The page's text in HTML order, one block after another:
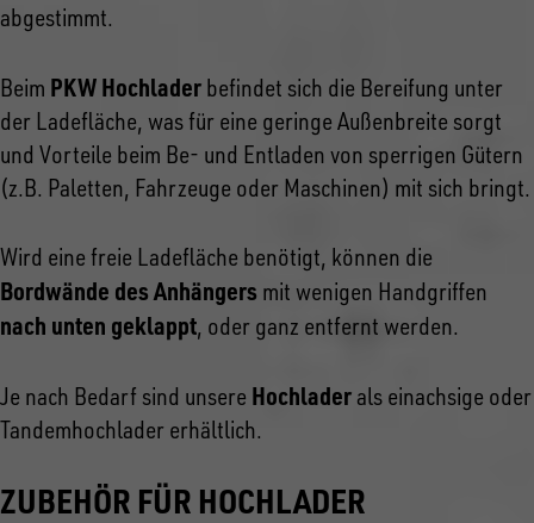
abgestimmt.
Beim PKW Hochlader befindet sich die Bereifung unter
der Ladefläche, was für eine geringe Außenbreite sorgt
und Vorteile beim Be- und Entladen von sperrigen Gütern
(z.B. Paletten, Fahrzeuge oder Maschinen) mit sich bringt.
Wird eine freie Ladefläche benötigt, können die
Bordwände des Anhängers mit wenigen Handgriffen
nach unten geklappt, oder ganz entfernt werden.
Je nach Bedarf sind unsere Hochlader als einachsige oder
Tandemhochlader erhältlich.
ZUBEHÖR FÜR HOCHLADER